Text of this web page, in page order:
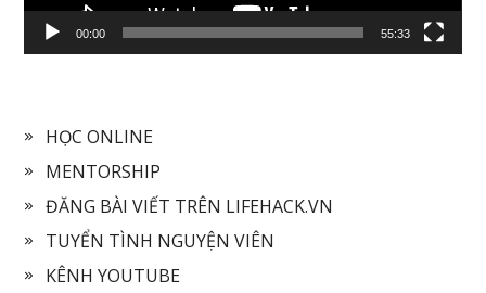
00:00 55:33
HỌC ONLINE
MENTORSHIP
ĐĂNG BÀI VIẾT TRÊN LIFEHACK.VN
TUYỂN TÌNH NGUYỆN VIÊN
KÊNH YOUTUBE